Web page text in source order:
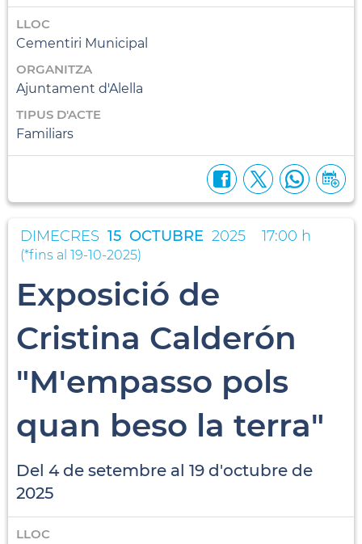
LLOC
Cementiri Municipal
ORGANITZA
Ajuntament d'Alella
TIPUS D'ACTE
Familiars
DIMECRES 15 OCTUBRE 2025 17:00 h
(*fins al 19-10-2025)
Exposició de
Cristina Calderón
"M'empasso pols
quan beso la terra"
Del 4 de setembre al 19 d'octubre de
2025
LLOC